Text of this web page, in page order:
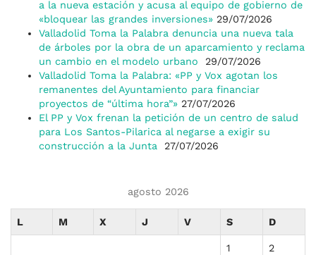
a la nueva estación y acusa al equipo de gobierno de
«bloquear las grandes inversiones» 29/07/2026
Valladolid Toma la Palabra denuncia una nueva tala
de árboles por la obra de un aparcamiento y reclama
un cambio en el modelo urbano
29/07/2026
Valladolid Toma la Palabra: «PP y Vox agotan los
remanentes del Ayuntamiento para financiar
proyectos de “última hora”» 27/07/2026
El PP y Vox frenan la petición de un centro de salud
para Los Santos-Pilarica al negarse a exigir su
construcción a la Junta
27/07/2026
agosto 2026
L M X J V S D
1 2